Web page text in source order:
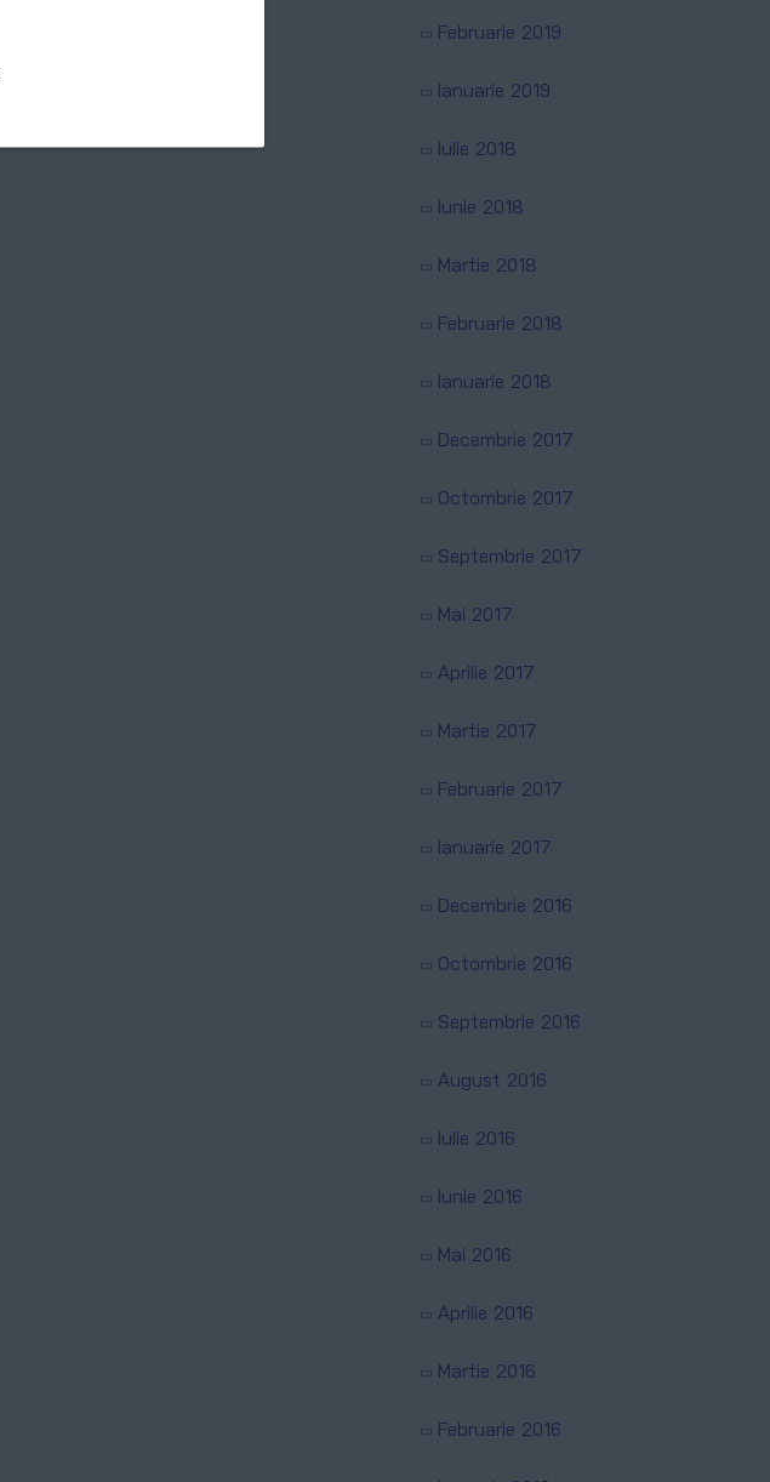
Februarie 2019
Ianuarie 2019
Iulie 2018
Iunie 2018
Martie 2018
Februarie 2018
Ianuarie 2018
Decembrie 2017
Octombrie 2017
Septembrie 2017
Mai 2017
Aprilie 2017
Martie 2017
Februarie 2017
Ianuarie 2017
Decembrie 2016
Octombrie 2016
Septembrie 2016
August 2016
Iulie 2016
Iunie 2016
Mai 2016
Aprilie 2016
Martie 2016
Februarie 2016